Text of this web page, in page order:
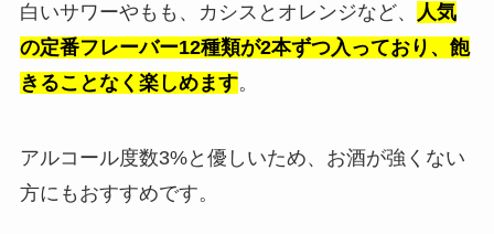
白いサワーやもも、カシスとオレンジなど、
人気
の定番フレーバー12種類が2本ずつ入っており、飽
きることなく楽しめます。
アルコール度数3%と優しいため、お酒が強くない
方にもおすすめです。